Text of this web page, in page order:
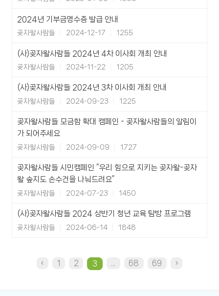
2024년 기부금영수증 발급 안내
곶자왈사람들 2024-12-17 1255
(사)곶자왈사람들 2024년 4차 이사회 개최 안내
곶자왈사람들 2024-11-22 1205
(사)곶자왈사람들 2024년 3차 이사회 개최 안내
곶자왈사람들 2024-09-23 1225
곶자왈사람들 모금함 확대 캠페인 - 곶자왈사람들의 알림이
가 되어주세요
곶자왈사람들 2024-09-09 1727
곶자왈사람들 시민캠페인 “우리 힘으로 지키는 곶자왈-곶자
왈 숲지도 손수건을 나눠드려요”
곶자왈사람들 2024-07-23 1450
(사)곶자왈사람들 2024 상반기 청년 교육 탐방 프로그램
곶자왈사람들 2024-06-14 1848
‹ 1 2 3 68 69 ›